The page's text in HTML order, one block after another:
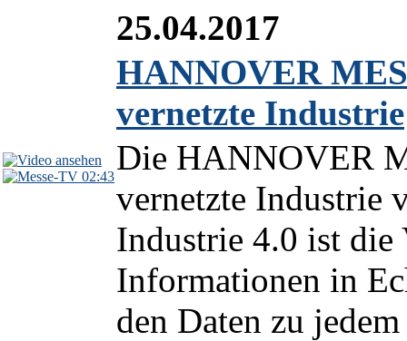
02:43
25.04.2017
HANNOVER
vernetzte Industrie
Die HANNOVER
vernetzte Industrie
Industrie 4.0 ist die
Informationen in
den Daten zu